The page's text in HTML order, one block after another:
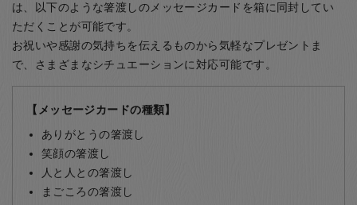
は、以下のような箸渡しのメッセージカードを箱に同封してい
ただくことが可能です。
お祝いや感謝の気持ちを伝えるものから気軽なプレゼントま
で、さまざまなシチュエーションに対応可能です。
【メッセージカードの種類】
ありがとうの箸渡し
笑顔の箸渡し
人と人との箸渡し
まごころの箸渡し